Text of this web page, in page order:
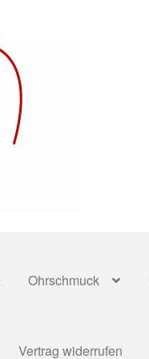
Ohrschmuck
Vertrag widerrufen